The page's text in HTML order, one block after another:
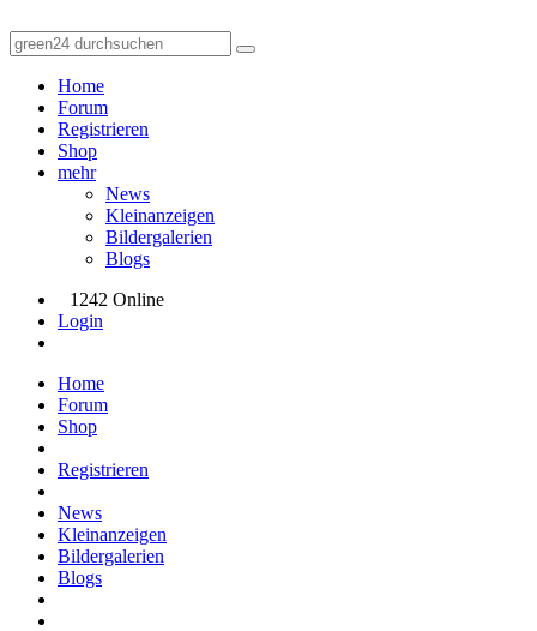
Home
Forum
Registrieren
Shop
mehr
News
Kleinanzeigen
Bildergalerien
Blogs
1242 Online
Login
Home
Forum
Shop
Registrieren
News
Kleinanzeigen
Bildergalerien
Blogs